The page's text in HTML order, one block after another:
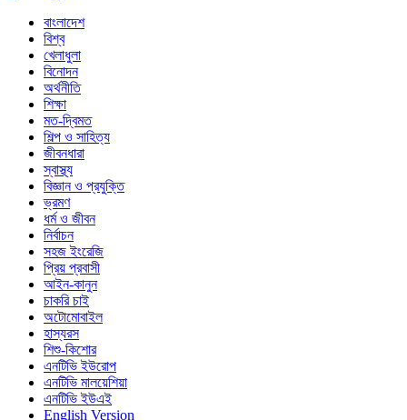
বাংলাদেশ
বিশ্ব
খেলাধুলা
বিনোদন
অর্থনীতি
শিক্ষা
মত-দ্বিমত
শিল্প ও সাহিত্য
জীবনধারা
স্বাস্থ্য
বিজ্ঞান ও প্রযুক্তি
ভ্রমণ
ধর্ম ও জীবন
নির্বাচন
সহজ ইংরেজি
প্রিয় প্রবাসী
আইন-কানুন
চাকরি চাই
অটোমোবাইল
হাস্যরস
শিশু-কিশোর
এনটিভি ইউরোপ
এনটিভি মালয়েশিয়া
এনটিভি ইউএই
English Version